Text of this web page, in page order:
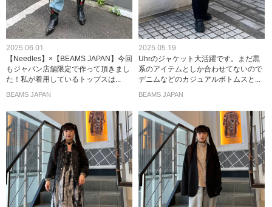
2025.06.01
【Needles】×【BEAMS JAPAN】今回
もジャパン店舗限定で作って頂きまし
た！私が着用しているトップスは...
BEAMS JAPAN
2025.05.19
Uhrのジャケット大活躍です。まだ黒
系のアイテムとしか合わせてないので
デニムなどのカジュアルボトムスと...
BEAMS JAPAN